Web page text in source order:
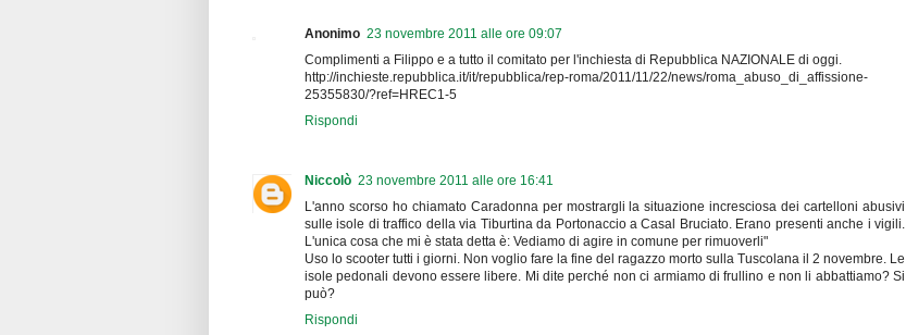
Anonimo 23 novembre 2011 alle ore 09:07
Complimenti a Filippo e a tutto il comitato per l'inchiesta di Repubblica NAZIONALE di oggi.
http://inchieste.repubblica.it/it/repubblica/rep-roma/2011/11/22/news/roma_abuso_di_affissione-
25355830/?ref=HREC1-5
Rispondi
Niccolò 23 novembre 2011 alle ore 16:41
L'anno scorso ho chiamato Caradonna per mostrargli la situazione incresciosa dei cartelloni abusivi
sulle isole di traffico della via Tiburtina da Portonaccio a Casal Bruciato. Erano presenti anche i vigili.
L'unica cosa che mi è stata detta è: Vediamo di agire in comune per rimuoverli"
Uso lo scooter tutti i giorni. Non voglio fare la fine del ragazzo morto sulla Tuscolana il 2 novembre. Le
isole pedonali devono essere libere. Mi dite perché non ci armiamo di frullino e non li abbattiamo? Si
può?
Rispondi